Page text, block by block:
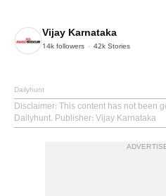
Vijay Karnataka
14k followers 42k Stories
Dailyhunt
Disclaimer: This content has not been
Dailyhunt. Publisher: Vijay Karnataka